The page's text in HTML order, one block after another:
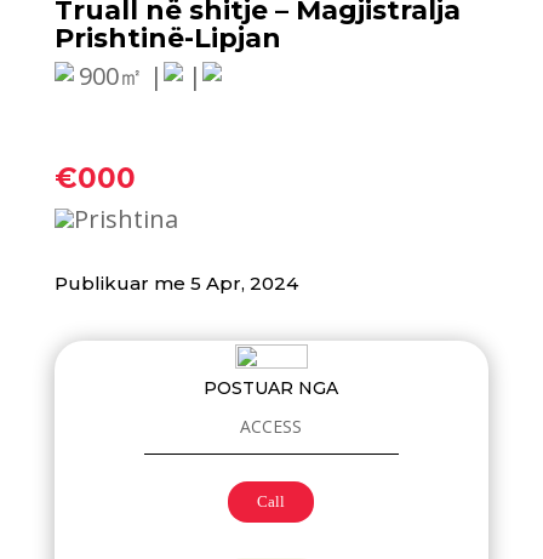
Truall në shitje – Magjistralja
Prishtinë-Lipjan
900㎡ |
|
€000
Prishtina
Publikuar me 5 Apr, 2024
POSTUAR NGA
ACCESS
Call